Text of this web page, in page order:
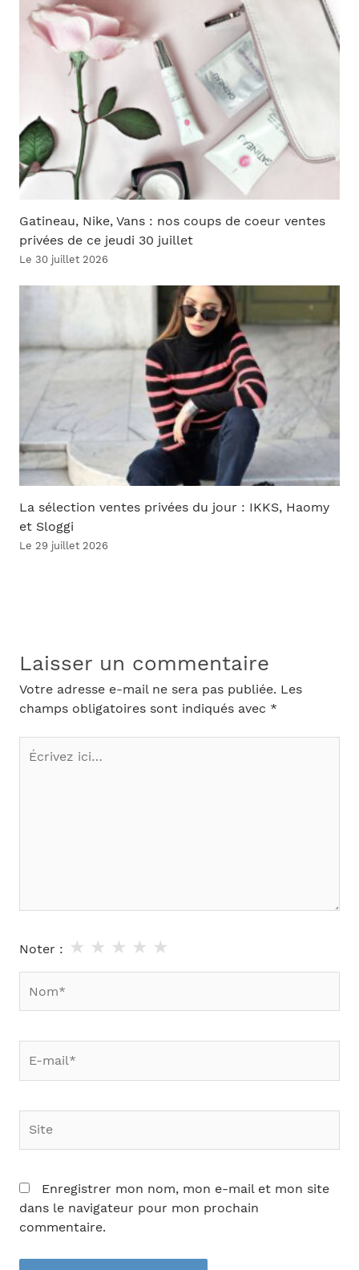
Gatineau, Nike, Vans : nos coups de coeur ventes
privées de ce jeudi 30 juillet
Le 30 juillet 2026
La sélection ventes privées du jour : IKKS, Haomy
et Sloggi
Le 29 juillet 2026
Laisser un commentaire
Votre adresse e-mail ne sera pas publiée. Les
champs obligatoires sont indiqués avec *
Écrivez
ici…
Noter : ★
★
★
★
★
mail*
Enregistrer mon nom, mon e-mail et mon site
dans le navigateur pour mon prochain
commentaire.